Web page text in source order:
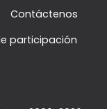
Contáctenos
participación